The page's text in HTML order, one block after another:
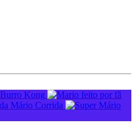
Burro Kong
Mário Corrida